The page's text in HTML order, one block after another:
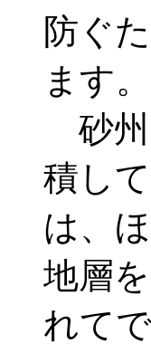
防ぐ
ます。
砂州
積し
は、
地層
れて